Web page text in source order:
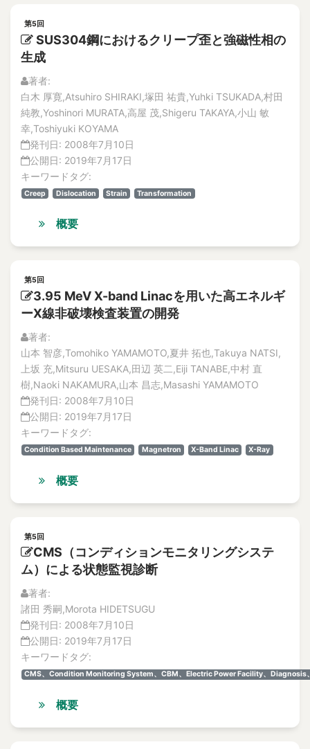
a burnt trace
a concrete wall
A-FNS
Abnormal Behavior of Plant Parameters
Abnormal heat
Abnormal phenomena
abnormal situation
Abnormal situation
Abnormality diagnosis
above the ceiling
ABWR
ac
AC Magnetization Method
AC magnetization method
AC/DC motors
academic-industry partnership
accelerated life test
accelerated life testing
Acceleration
Accept Risks in Natural Disaster
Acceptable Crack
Acceptance criteria
accessibility
accident
accident compensation
Accident in Maintenance
accident management
accident response
No.2
No.1
解説記事
Vol.20
No. 4
論文
解説記事
特集記事
No. 3
特集記事
No. 2
特集記事
No.1
論文
解説記事
特集記事
Vol.19
No.4
解説記事
特集記事
解説記事
特集記事
解説記事
論文
No.1
特集記事
解説記事
Vol.18
No.4
第5回
SUS304鋼におけるクリープ歪と強磁性相の
生成
著者:
白木 厚寛,Atsuhiro SHIRAKI,塚田 祐貴,Yuhki TSUKADA,村田
純教,Yoshinori MURATA,高屋 茂,Shigeru TAKAYA,小山 敏
幸,Toshiyuki KOYAMA
発刊日: 2008年7月10日
公開日: 2019年7月17日
キーワードタグ:
Creep Dislocation Strain Transformation
概要
第5回
3.95 MeV X-band Linacを用いた高エネルギ
ーX線非破壊検査装置の開発
著者:
山本 智彦,Tomohiko YAMAMOTO,夏井 拓也,Takuya NATSI,
上坂 充,Mitsuru UESAKA,田辺 英二,Eiji TANABE,中村 直
樹,Naoki NAKAMURA,山本 昌志,Masashi YAMAMOTO
発刊日: 2008年7月10日
公開日: 2019年7月17日
キーワードタグ:
Condition Based Maintenance Magnetron X-Band Linac X-Ray
概要
第5回
CMS（コンディションモニタリングシステ
ム）による状態監視診断
著者:
諸田 秀嗣,Morota HIDETSUGU
発刊日: 2008年7月10日
公開日: 2019年7月17日
キーワードタグ:
CMS、Condition Monitoring System、CBM、Electric Power Facility、
概要